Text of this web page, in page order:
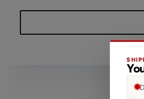
정상 가격: